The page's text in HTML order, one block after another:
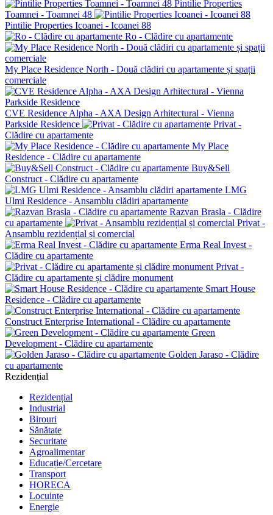
Pintilie Properties
Toamnei - Toamnei 48
Pintilie Properties Icoanei - Icoanei 88
Ro - Clădire cu apartamente
My Place Residence North - Două clădiri cu apartamente și spații
comerciale
CVE Residence Alpha - AXA Design Arhitectural - Vienna
Parkside Residence
Privat -
Clădire cu apartamente
My Place
Residence - Clădire cu apartamente
Buy&Sell
Construct - Clădire cu apartamente
LMG
Ulmi Residence - Ansamblu clădiri apartamente
Razvan Brasla - Clădire
cu apartamente
Privat -
Ansamblu rezidențial și comercial
Erma Real Invest -
Clădire cu apartamente
Privat -
Clădire cu apartamente și clădire monument
Smart House
Residence - Clădire cu apartamente
Construct Enterprise International - Clădire cu apartamente
Green
Development - Clădire cu apartamente
Golden Jaraso - Clădire
cu apartamente
Rezidențial
Rezidențial
Industrial
Birouri
Sănătate
Securitate
Agroalimentar
Educație/Cercetare
Transport
HORECA
Locuințe
Energie